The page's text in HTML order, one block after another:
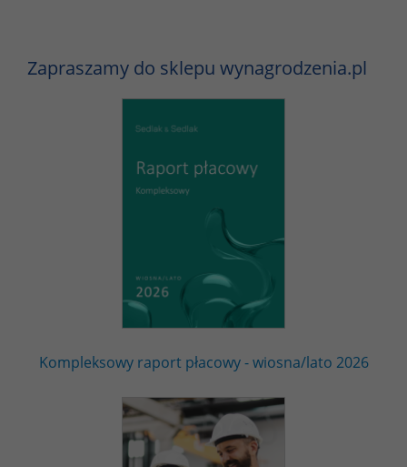
Zapraszamy do sklepu wynagrodzenia.pl
Kompleksowy raport płacowy - wiosna/lato 2026